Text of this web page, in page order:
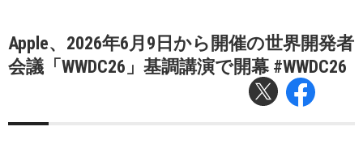
Apple、2026年6月9日から開催の世界開発者
会議「WWDC26」基調講演で開幕 #WWDC26